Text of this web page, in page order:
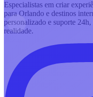
Especialistas em criar
para Orlando e destinos
personalizado e suporte
realidade.